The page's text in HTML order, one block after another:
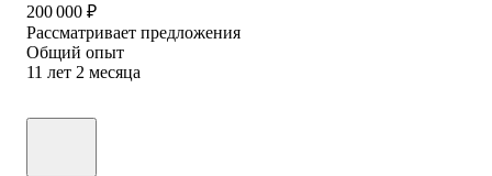
200 000 ₽
Рассматривает предложения
Общий опыт
11 лет 2 месяца